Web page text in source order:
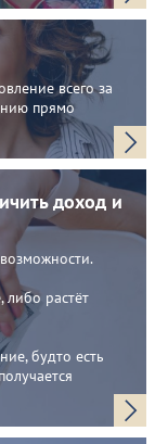
всего за
прямо
доход и
либо растёт
будто есть